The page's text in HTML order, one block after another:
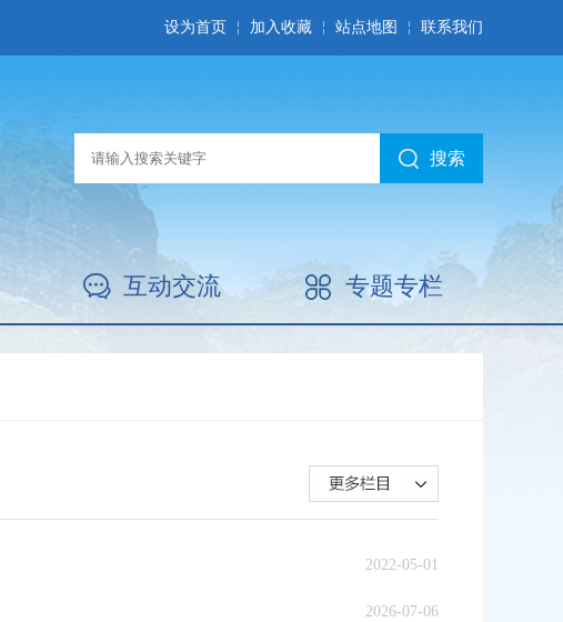
设为首页 加入收藏 站点地图 联系我们
搜索
互动交流 专题专栏
2022-05-01
2026-07-06